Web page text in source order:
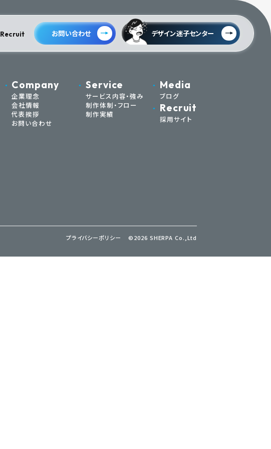
Recruit お問い合わせ デザイン迷子センター
Company
企業理念
会社情報
代表挨拶
お問い合わせ
Service
サービス内容・強み
制作体制・フロー
制作実績
Media
ブログ
Recruit
採用サイト
プライバシーポリシー ©2026 SHERPA Co.,Ltd